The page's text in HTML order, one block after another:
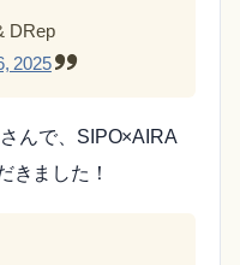
DRep
2025
んで、SIPO×AIRA
きました！